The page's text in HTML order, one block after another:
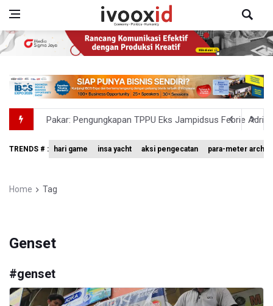
Pakar: Pengungkapan TPPU Eks Jampidsus Febrie
Tim 9 Kejagung Periksa Febrie Adransayah sebagai
BNPB Minta Pemprov Kalimantan Barat Tinjau Kembali
TRENDS # : hari game insa yacht aksi pengecatan para-meter
Home Tag
Genset
#genset